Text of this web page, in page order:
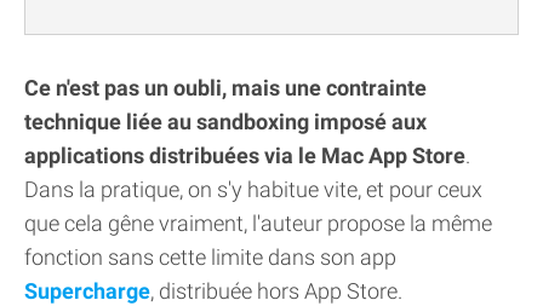
Ce n'est pas un oubli, mais une contrainte
technique liée au sandboxing imposé aux
applications distribuées via le Mac App Store.
Dans la pratique, on s'y habitue vite, et pour ceux
que cela gêne vraiment, l'auteur propose la même
fonction sans cette limite dans son app
Supercharge, distribuée hors App Store.